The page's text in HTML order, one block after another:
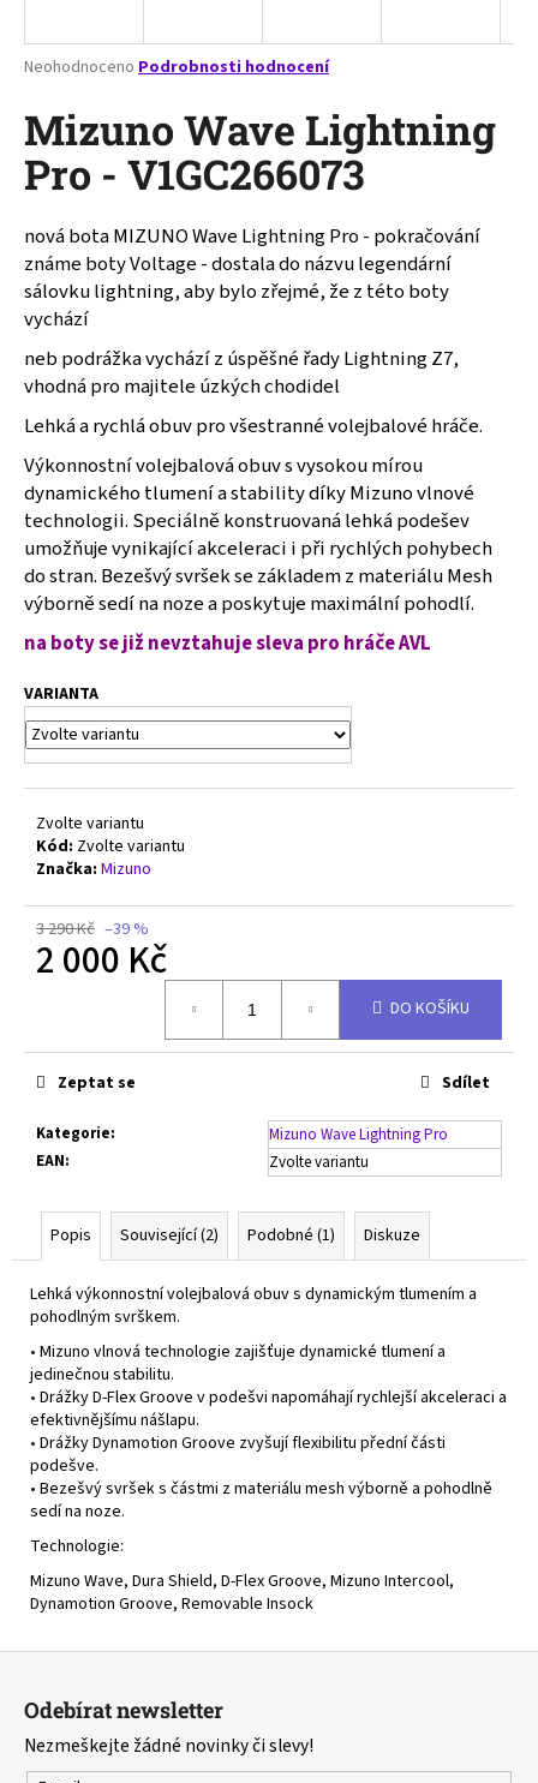
Průměrné
produktu
je
0,0
z
hvězdiček.
Neohodnoceno Podrobnosti hodnocení
Mizuno Wave Lightning
Pro - V1GC266073
nová bota MIZUNO Wave Lightning Pro - pokračování
známe boty Voltage - dostala do názvu legendární
sálovku lightning, aby bylo zřejmé, že z této boty
vychází
neb podrážka vychází z úspěšné řady Lightning Z7,
vhodná pro majitele úzkých chodidel
Lehká a rychlá obuv pro všestranné volejbalové hráče.
Výkonnostní volejbalová obuv s vysokou mírou
dynamického tlumení a stability díky Mizuno vlnové
technologii. Speciálně konstruovaná lehká podešev
umožňuje vynikající akceleraci i při rychlých pohybech
do stran. Bezešvý svršek se základem z materiálu Mesh
výborně sedí na noze a poskytuje maximální pohodlí.
na boty se již nevztahujesleva pro hráče AVL
VARIANTA
Zvolte variantu
Kód: Zvolte variantu
Značka: Mizuno
3 290 Kč –39 %
2 000 Kč
DO KOŠÍKU
Kategorie:
Mizuno Wave Lightning Pro
EAN: Zvolte variantu
Zeptat se Sdílet
Popis Související (2) Podobné (1) Diskuze
Lehká výkonnostní volejbalová obuv s dynamickým tlumením a
pohodlným svrškem.
• Mizuno vlnová technologie zajišťuje dynamické tlumení a
jedinečnou stabilitu.
• Drážky D-Flex Groove v podešvi napomáhají rychlejší akceleraci a
efektivnějšímu nášlapu.
• Drážky Dynamotion Groove zvyšují flexibilitu přední části
podešve.
• Bezešvý svršek s částmi z materiálu mesh výborně a pohodlně
sedí na noze.
Technologie:
Mizuno Wave, Dura Shield, D-Flex Groove, Mizuno Intercool,
Dynamotion Groove, Removable Insock
j
t
?
HLEDAT
D
p
o
r
u
č
u
j
e
m
MIZUNO
WAVE
MOMENTUM
V1GA231211
Kč
Původně:
290
Odebírat newsletter
Nezmeškejte žádné novinky či slevy!